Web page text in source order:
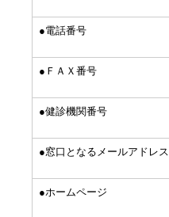
●電話番号
●ＦＡＸ番号
●健診機関番号
●窓口となるメールアドレス
●ホームページ